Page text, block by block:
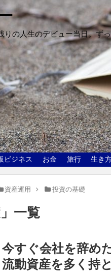
りの人生のデビュー当日。ず
ビジネス お金 旅行 生き
資産運用 投資の基礎
」 一覧
今すぐ会社を辞め
流動資産を多く持